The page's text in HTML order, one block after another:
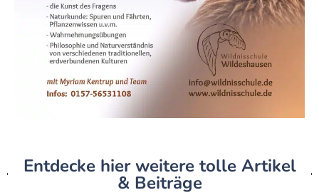
Entdecke hier weitere tolle Artikel
& Beiträge